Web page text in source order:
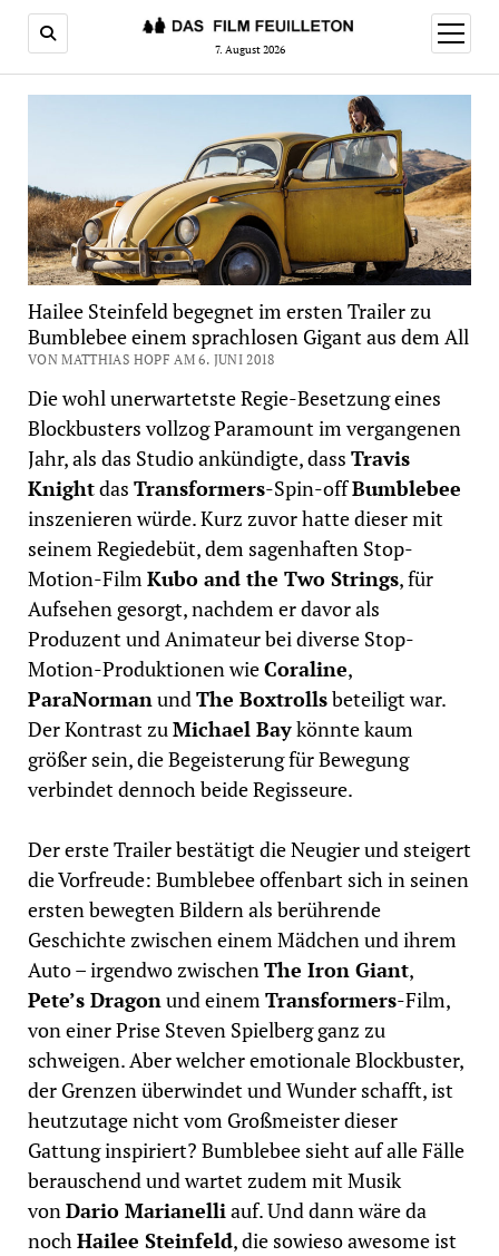
7. August 2026
Menü
öffnen
Hailee Steinfeld begegnet im ersten Trailer zu
Bumblebee einem sprachlosen Gigant aus dem All
VON MATTHIAS HOPF AM 6. JUNI 2018
Die wohl unerwartetste Regie-Besetzung eines
Blockbusters vollzog Paramount im vergangenen
Jahr, als das Studio ankündigte, dass Travis
Knightdas Transformers-Spin-offBumblebee
inszenieren würde. Kurz zuvor hatte dieser mit
seinem Regiedebüt, dem sagenhaften Stop-
Motion-FilmKubo and the Two Strings, für
Aufsehen gesorgt, nachdem er davor als
Produzent und Animateur bei diverse Stop-
Motion-Produktionen wieCoraline,
ParaNormanundThe Boxtrollsbeteiligt war.
Der Kontrast zuMichael Baykönnte kaum
größer sein, die Begeisterung für Bewegung
verbindet dennoch beide Regisseure.
Der erste Trailer bestätigt die Neugier und steigert
die Vorfreude: Bumblebee offenbart sich in seinen
ersten bewegten Bildern als berührende
Geschichte zwischen einem Mädchen und ihrem
Auto – irgendwo zwischenThe Iron Giant,
Pete’s Dragonund einemTransformers-Film,
von einer Prise Steven Spielberg ganz zu
schweigen. Aber welcher emotionale Blockbuster,
der Grenzen überwindet und Wunder schafft, ist
heutzutage nicht vom Großmeister dieser
Gattung inspiriert? Bumblebee sieht auf alle Fälle
berauschend und wartet zudem mit Musik
vonDario Marianelliauf. Und dann wäre da
nochHailee Steinfeld, die sowieso awesome ist